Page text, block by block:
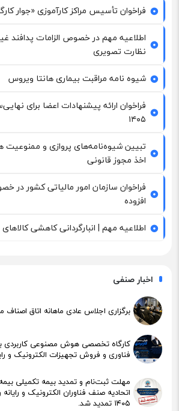
فراخوان تأسیس مراکز کارآموزی «جوار
اطلاعیه مهم در خصوص الزامات پدافند
نظارت تصویری
شیوه نامه مراقبت بیماری هانتا ویروس
فراخوان ارائه پیشنهادات اعضا برای
۱۴۰۵
تبیین شیوه‌نامه‌های پروازی و ممنوعیت
اخذ مجوز قانونی
فراخوان سازمان امور مالیاتی کشور در
افزوده
اطلاعیه مهم | انبارگردانی کاهشی
اخبار صنفی
برگزاری اجلاس عادی ماهانه اتاق اصناف
کارگاه تخصصی هوش مصنوعی کاربردی
فناوری و فروش تجهیزات الکترونیک و
مهلت ثبت‌نام و تمدید بیمه تکمیلی
اتحادیه صنف فناوران الکترونیک و
۱۴۰۵ تمدید شد.